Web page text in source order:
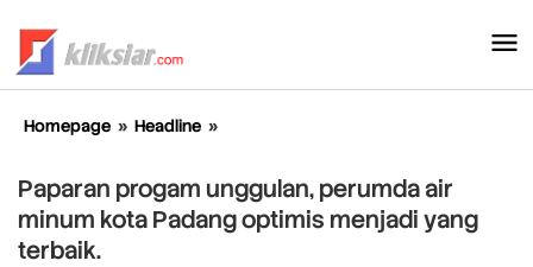
konten
Homepage » Headline »
unggulan,
perumda
air
Paparan progam unggulan, perumda air
minum kota Padang optimis menjadi yang
terbaik.